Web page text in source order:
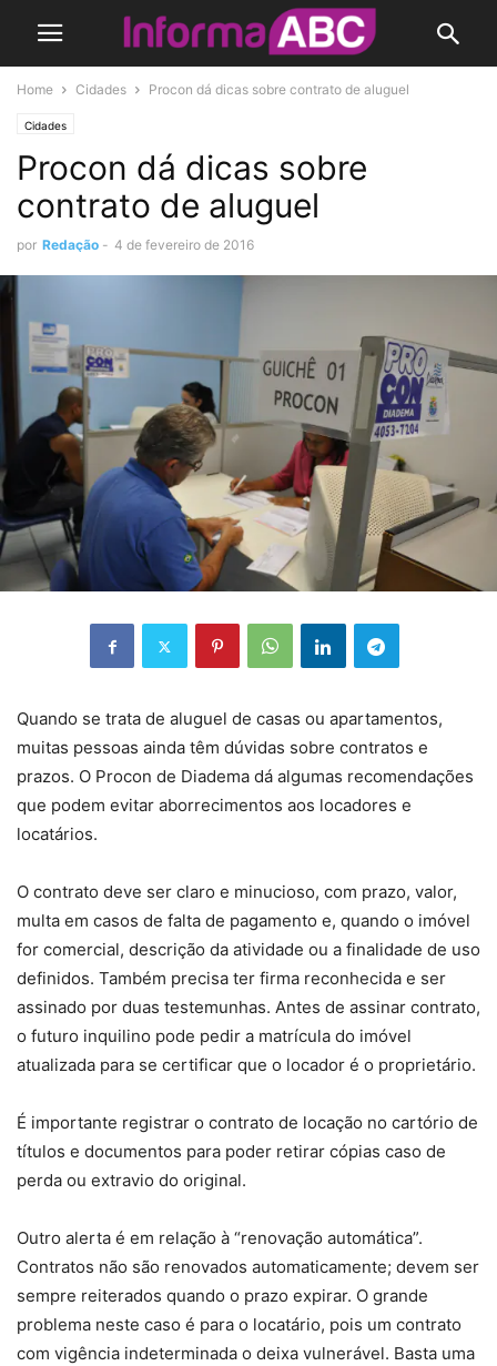
Home Cidades Procon dá dicas sobre contrato de aluguel
Cidades
Procon dá dicas sobre
contrato de aluguel
por Redação - 4 de fevereiro de 2016
Quando se trata de aluguel de casas ou apartamentos,
muitas pessoas ainda têm dúvidas sobre contratos e
prazos. O Procon de Diadema dá algumas recomendações
que podem evitar aborrecimentos aos locadores e
locatários.
O contrato deve ser claro e minucioso, com prazo, valor,
multa em casos de falta de pagamento e, quando o imóvel
for comercial, descrição da atividade ou a finalidade de uso
definidos. Também precisa ter firma reconhecida e ser
assinado por duas testemunhas. Antes de assinar contrato,
o futuro inquilino pode pedir a matrícula do imóvel
atualizada para se certificar que o locador é o proprietário.
É importante registrar o contrato de locação no cartório de
títulos e documentos para poder retirar cópias caso de
perda ou extravio do original.
Outro alerta é em relação à “renovação automática”.
Contratos não são renovados automaticamente; devem ser
sempre reiterados quando o prazo expirar. O grande
problema neste caso é para o locatário, pois um contrato
com vigência indeterminada o deixa vulnerável. Basta uma